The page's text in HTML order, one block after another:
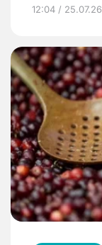
12:04 / 25.07.26